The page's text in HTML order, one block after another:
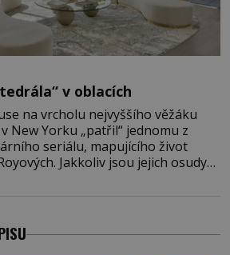
v oblacích
na vrcholu nejvyššího věžáku
New Yorku „patřil“ jednomu z
seriálu, mapujícího život
Jakkoliv jsou jejich osudy